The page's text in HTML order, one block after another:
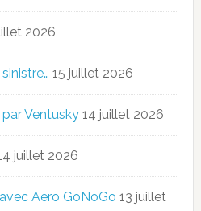
2026
15 juillet 2026
Ventusky 14 juillet 2026
juillet 2026
Aero GoNoGo 13 juillet